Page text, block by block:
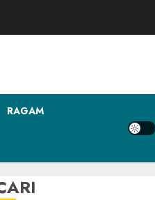
RAGAM